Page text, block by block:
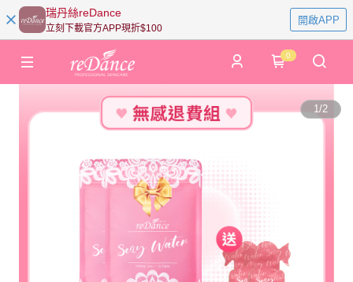
瑞丹絲reDance
立刻下載官方APP現折$100
開啟APP
0
1/2